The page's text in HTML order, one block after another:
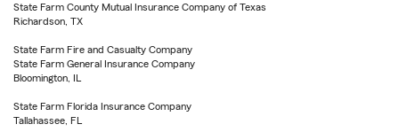
State Farm County Mutual Insurance Company of Texas
Richardson, TX
State Farm Fire and Casualty Company
State Farm General Insurance Company
Bloomington, IL
State Farm Florida Insurance Company
Tallahassee, FL